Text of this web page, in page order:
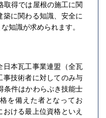
取得では屋根の施工に関
に関わる知識、安全に
知識が求められます。
日本瓦工事業連盟（全瓦
事技術者に対してのみ与
条件はかわらぶき技能士
を備えた者となってお
ける最上位資格といえ